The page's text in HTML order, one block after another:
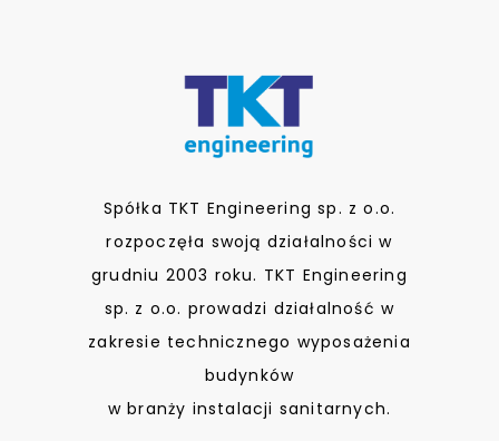
Spółka TKT Engineering sp. z o.o.
rozpoczęła swoją działalności w
grudniu 2003 roku. TKT Engineering
sp. z o.o. prowadzi działalność w
zakresie technicznego wyposażenia
budynków
w branży instalacji sanitarnych.